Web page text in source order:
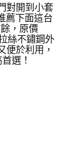
對開到小套
薦下面這台
，原價
絲不鏽鋼外
便於利用，
選！